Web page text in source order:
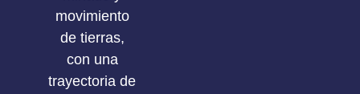
movimiento
de tierras,
con una
trayectoria de